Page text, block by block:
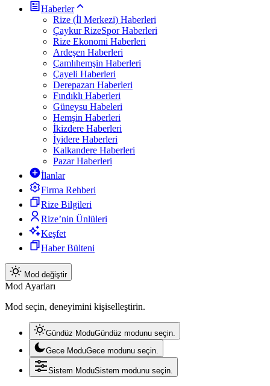
Haberler
Rize (İl Merkezi) Haberleri
Çaykur RizeSpor Haberleri
Rize Ekonomi Haberleri
Ardeşen Haberleri
Çamlıhemşin Haberleri
Çayeli Haberleri
Derepazarı Haberleri
Fındıklı Haberleri
Güneysu Habeleri
Hemşin Haberleri
İkizdere Haberleri
İyidere Haberleri
Kalkandere Haberleri
Pazar Haberleri
İlanlar
Firma Rehberi
Rize Bilgileri
Rize’nin Ünlüleri
Keşfet
Haber Bülteni
Mod değiştir
Mod Ayarları
Mod seçin, deneyimini kişiselleştirin.
Gündüz ModuGündüz modunu seçin.
Gece ModuGece modunu seçin.
Sistem ModuSistem modunu seçin.